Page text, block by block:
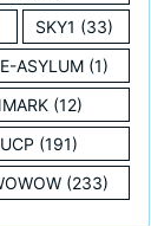
SKY1 (33)
ASYLUM (1)
(12)
UCP (191)
(233)